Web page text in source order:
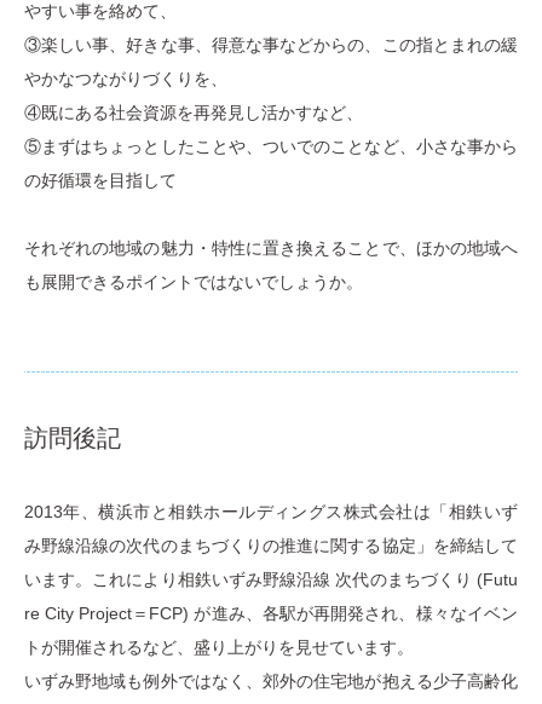
やすい事を絡めて、
③楽しい事、好きな事、得意な事などからの、この指とまれの緩
やかなつながりづくりを、
④既にある社会資源を再発見し活かすなど、
⑤まずはちょっとしたことや、ついでのことなど、小さな事から
の好循環を目指して
それぞれの地域の魅力・特性に置き換えることで、ほかの地域へ
も展開できるポイントではないでしょうか。
訪問後記
2013年、横浜市と相鉄ホールディングス株式会社は「相鉄いず
み野線沿線の次代のまちづくりの推進に関する協定」を締結して
います。これにより相鉄いずみ野線沿線 次代のまちづくり (Futu
re City Project＝FCP) が進み、各駅が再開発され、様々なイベン
トが開催されるなど、盛り上がりを見せています。
いずみ野地域も例外ではなく、郊外の住宅地が抱える少子高齢化